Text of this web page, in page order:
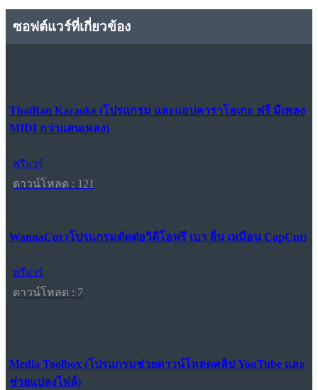
ซอฟต์แวร์ที่เกี่ยวข้อง
ThaiBan Karaoke (โปรแกรม และแอปคาราโอเกะ ฟรี มีเพลง
MIDI กว่าแสนเพลง)
ฟรีแวร์
ดาวน์โหลด : 121
WannaCut (โปรแกรมตัดต่อวิดีโอฟรี เบา ลื่น เหมือน CapCut)
ฟรีแวร์
ดาวน์โหลด : 7
Media Toolbox (โปรแกรมช่วยดาวน์โหลดคลิป YouTube และ
ช่วยแปลงไฟล์)